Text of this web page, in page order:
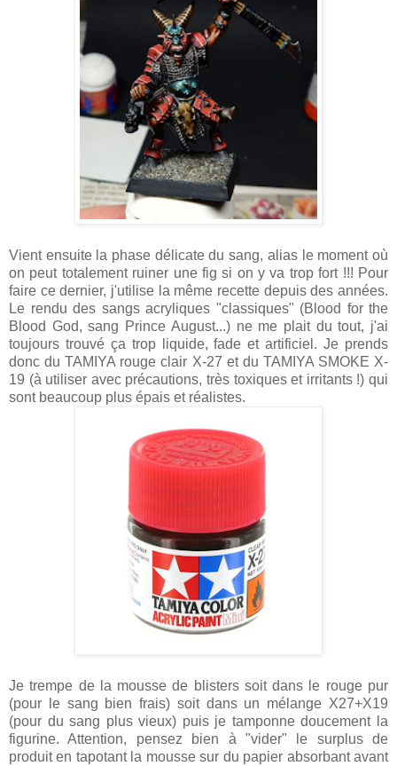
Vient ensuite la phase délicate du sang, alias le moment où
on peut totalement ruiner une fig si on y va trop fort !!! Pour
faire ce dernier, j'utilise la même recette depuis des années.
Le rendu des sangs acryliques "classiques" (Blood for the
Blood God, sang Prince August...) ne me plait du tout, j'ai
toujours trouvé ça trop liquide, fade et artificiel. Je prends
donc du TAMIYA rouge clair X-27 et du TAMIYA SMOKE X-
19 (à utiliser avec précautions, très toxiques et irritants !) qui
sont beaucoup plus épais et réalistes.
Je trempe de la mousse de blisters soit dans le rouge pur
(pour le sang bien frais) soit dans un mélange X27+X19
(pour du sang plus vieux) puis je tamponne doucement la
figurine. Attention, pensez bien à "vider" le surplus de
produit en tapotant la mousse sur du papier absorbant avant